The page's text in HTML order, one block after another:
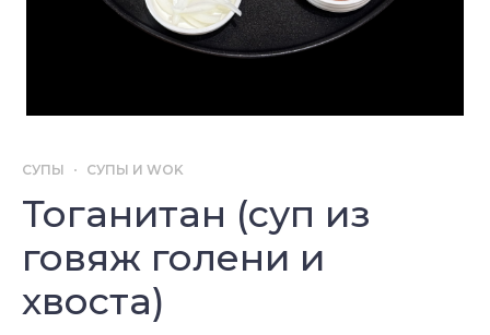
СУПЫ СУПЫ И WOK
Тоганитан (суп из
говяж голени и
хвоста)